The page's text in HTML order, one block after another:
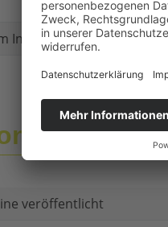
Internet
veröffentlicht